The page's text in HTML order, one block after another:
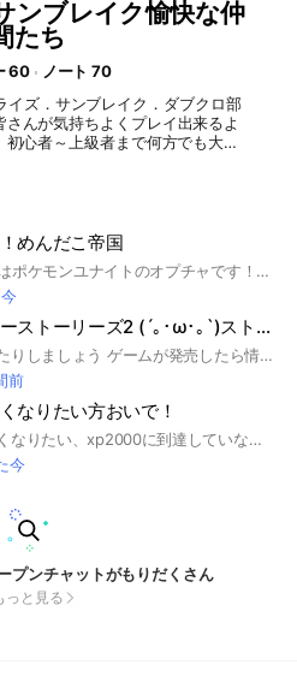
ンブレイク愉快な仲
たち
60
ノート 70
イズ．サンブレイク．ダブクロ部
めんだこ帝国
設立日 7月17日 ここはポケモンユナイトのオプチャです！募集や相談、雑談、味方への愚痴など、色々OK！(一部は専用のサブトークをお使いください) 初心者、復帰勢、カジュアル勢からガチ勢まで誰でも歓迎！！ 迷惑行為、悪口、荒らしなどはもちろん禁止です！❌ 以下検索用 #ポケモンユナイト #ポケモン #ユナイト #ポケユナ #キュワワー #ストライク #めんだこ #メンダコ #ポケポケ #オプチャ #オープンチャット#パーモット#マッシブーン#メガルカリオ#メガリザードン
モンスターハンターストーリーズ2 (´｡･ω･｡`)ストーリーズ1プラス
ストーリーを考察したりしましょう ゲームが発売したら情報交換ネタバレ禁止です 今回初めてやる人前作をやってた人大歓迎です ストーリーズ1.2どちらともになりました 共同クエスト #モンハン #モンハンストーリーズ #モンハンストーリーズ2 #モンスターハンター #モンスターハンターストーリーズ #モンスターハンターストーリーズ2 ＃初めての人大歓迎 #まったりのんびり #discord有り #ストーリーズ1 #SRチケット配る ＃金チケ配る #PS
前
なりたい方おいで！
スプラをもっと上手くなりたい、xp2000に到達していないあなた！このオプチャに入ってあなたも上位勢への第一歩を踏み出そう！週に１回大会を開きます！最高に仲がいい人たちがたくさんいます！雑談全然できます！ライトできなくても全然大丈夫！ #スプラ#スプラトゥーン#スプラトゥーン3#xp#xp2000#スプラトゥーン2#大会#スプラ大会#スプラトゥーン大会#大会#雑談#スプラ雑談#ライト#ライブトーク#スプラライト#スプラトゥーンライト#スプラライブトーク
今
プンチャットがもりだくさん
っと見る